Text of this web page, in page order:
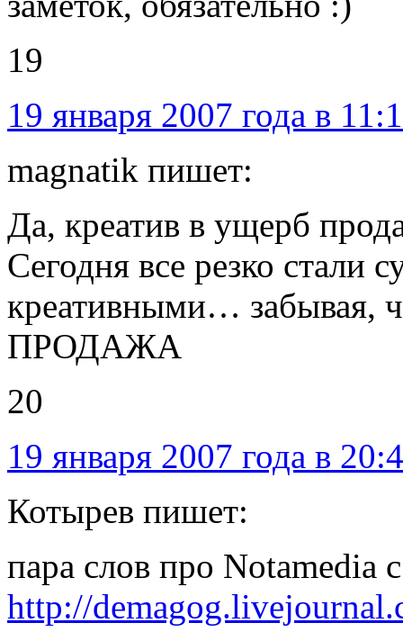
19
19 января 2007 года в
magnatik пишет:
Да, креатив в ущерб
Сегодня все резко стали
креативными… забывая,
ПРОДАЖА
20
19 января 2007 года в
Котырев пишет:
пара слов про Notamedia
http://